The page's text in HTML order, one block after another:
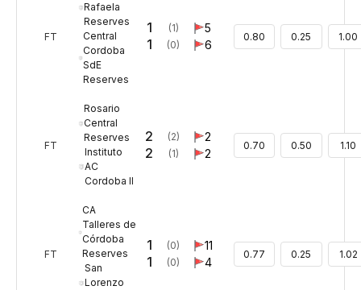
FT
Rafaela
Reserves
Central
Cordoba
SdE
Reserves
1
1
(1)
(0)
5
6
0.80 0.25 1.00
FT
Rosario
Central
Reserves
Instituto
AC
Cordoba II
2
2
(2)
(1)
2
2
0.70 0.50 1.10
FT
CA
Talleres de
Córdoba
Reserves
San
Lorenzo
1
1
(0)
(0)
11
4
0.77 0.25 1.02